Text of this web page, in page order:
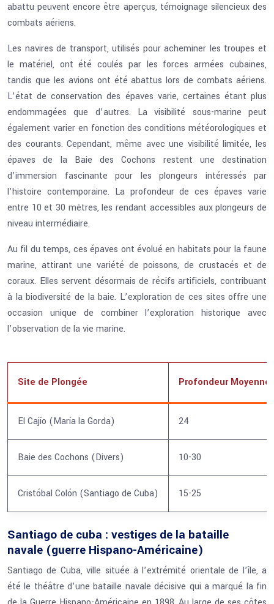
abattu peuvent encore être aperçus, témoignage silencieux des
combats aériens.
Les navires de transport, utilisés pour acheminer les troupes et
le matériel, ont été coulés par les forces armées cubaines,
tandis que les avions ont été abattus lors de combats aériens.
L’état de conservation des épaves varie, certaines étant plus
endommagées que d’autres. La visibilité sous-marine peut
également varier en fonction des conditions météorologiques et
des courants. Cependant, même avec une visibilité limitée, les
épaves de la Baie des Cochons restent une destination
d’immersion fascinante pour les plongeurs intéressés par
l’histoire contemporaine. La profondeur de ces épaves varie
entre 10 et 30 mètres, les rendant accessibles aux plongeurs de
niveau intermédiaire.
Au fil du temps, ces épaves ont évolué en habitats pour la faune
marine, attirant une variété de poissons, de crustacés et de
coraux. Elles servent désormais de récifs artificiels, contribuant
à la biodiversité de la baie. L’exploration de ces sites offre une
occasion unique de combiner l’exploration historique avec
l’observation de la vie marine.
Site de Plongée Profondeur
El Cajío (María la Gorda) 24
Baie des Cochons (Divers) 10-30
Cristóbal Colón (Santiago de Cuba) 15-25
Santiago de cuba : vestiges de la bataille
navale (guerre Hispano-Américaine)
Santiago de Cuba, ville située à l’extrémité orientale de l’île, a
été le théâtre d’une bataille navale décisive qui a marqué la fin